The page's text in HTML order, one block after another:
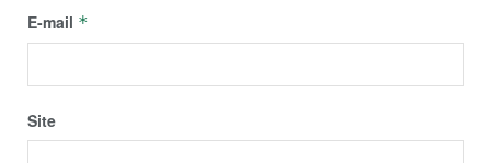
E-mail *
Site